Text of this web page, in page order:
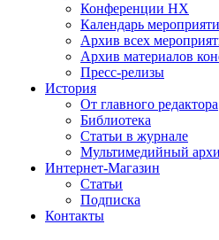
Конференции НХ
Календарь
Архив всех
Архив материалов
Пресс-релизы
История
От главного редактора
Библиотека
Статьи в журнале
Мультимедийный
Интернет-Магазин
Статьи
Подписка
Контакты